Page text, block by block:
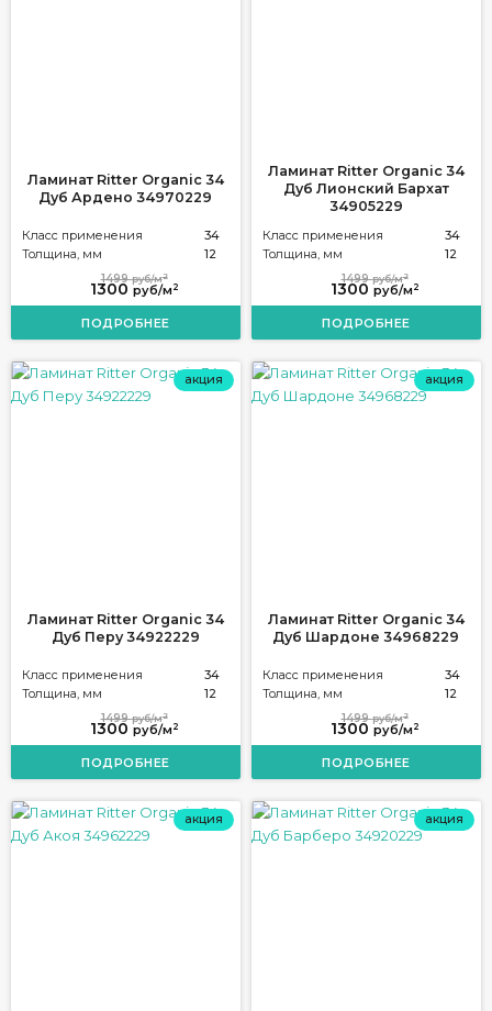
Ламинат Ritter Organic 34
Дуб Ардено 34970229
Класс применения
34
Толщина, мм
12
1300 руб/м 2
1499руб/м2
ПОДРОБНЕЕ
Ламинат Ritter Organic 34
Дуб Лионский Бархат
34905229
Класс применения
34
Толщина, мм
12
1300 руб/м 2
1499руб/м2
ПОДРОБНЕЕ
акция
Ламинат Ritter Organic 34
Дуб Перу 34922229
Класс применения
34
Толщина, мм
12
1300 руб/м 2
1499руб/м2
ПОДРОБНЕЕ
акция
Ламинат Ritter Organic 34
Дуб Шардоне 34968229
Класс применения
34
Толщина, мм
12
1300 руб/м 2
1499руб/м2
ПОДРОБНЕЕ
акция акция